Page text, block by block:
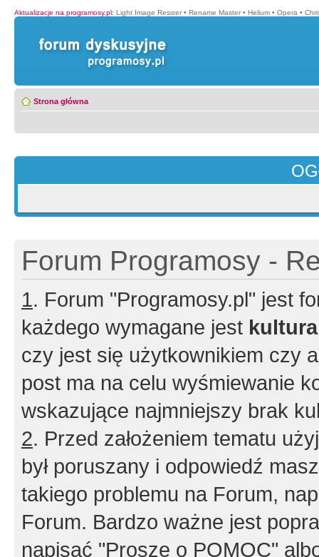
Aktualizacje na programosy.pl: Light Image Resizer • Rename Master • Helium • Opera •
Strona główna
Forum Programosy -
1. Forum "Programosy.pl" jest
każdego wymagane jest
czy jest się użytkownikiem czy
post ma na celu wyśmiewanie
wskazujące najmniejszy brak
2. Przed założeniem tematu
był poruszany i odpowiedź
takiego problemu na Forum,
Forum. Bardzo ważne jest
napisać "Proszę o POMOC"